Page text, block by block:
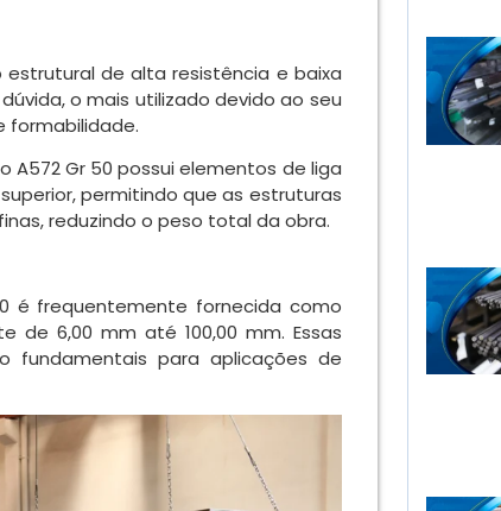
estrutural de alta resistência e baixa
o mais utilizado devido ao seu
formabilidade.
A572 Gr 50 possui elementos de liga
permitindo que as estruturas
reduzindo o peso total da obra.
é frequentemente fornecida como
de 6,00 mm até 100,00 mm. Essas
fundamentais para aplicações de